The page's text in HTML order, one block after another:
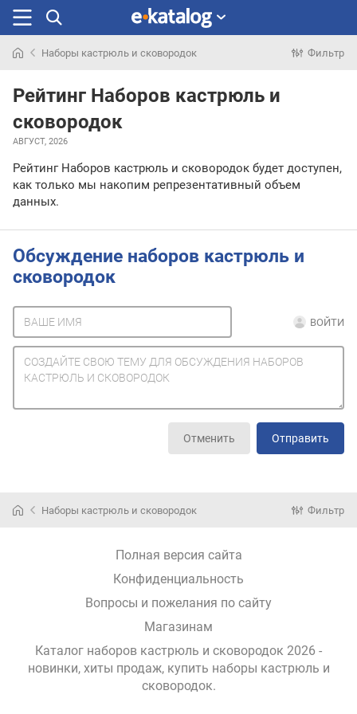
раньше
Наборы кастрюль и сковородок Фильтр
Рейтинг Наборов кастрюль и
сковородок
АВГУСТ, 2026
Рейтинг Наборов кастрюль и сковородок будет доступен,
как только мы накопим репрезентативный объем
данных.
Обсуждение наборов кастрюль и
сковородок
ВОЙТИ
Отменить Отправить
Наборы кастрюль и сковородок Фильтр
Полная версия сайта
Конфиденциальность
Вопросы и пожелания по сайту
Магазинам
Каталог наборов кастрюль и сковородок 2026 -
новинки, хиты продаж, купить наборы кастрюль и
сковородок.